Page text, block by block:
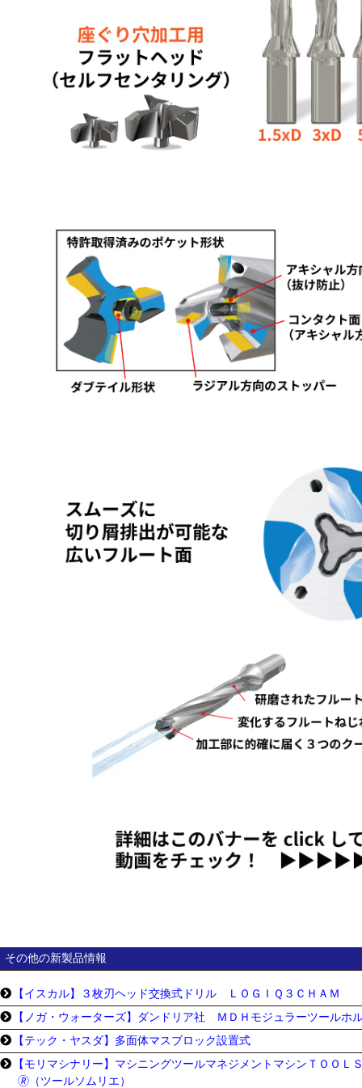
その他の新製品情報
【イスカル】３枚刃ヘッド交換式ドリル ＬＯＧＩＱ３ＣＨＡＭ
【ノガ・ウォーターズ】ダンドリア社 ＭＤＨモジュラーツールホ
【テック・ヤスダ】多面体マスブロック設置式
【モリマシナリー】マシニングツールマネジメントマシンＴＯＯＬ
🄬（ツールソムリエ）